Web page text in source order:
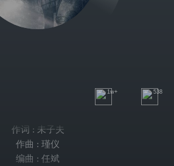
1w+ 538
作词 : 未子夫
作曲 : 瑾仪
编曲 : 任斌